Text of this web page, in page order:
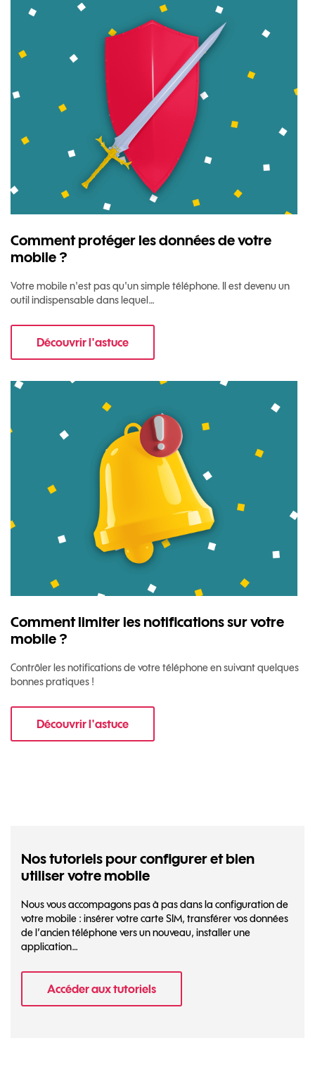
Comment protéger les données de votre
mobile ?
Votre mobile n'est pas qu'un simple téléphone. Il est devenu un
outil indispensable dans lequel…
Découvrir l'astucepour Comment protéger les données de
Comment limiter les notifications sur votre
mobile ?
Contrôler les notifications de votre téléphone en suivant quelques
bonnes pratiques !
Découvrir l'astucepour Comment limiter les notifications sur
Nos tutoriels pour configurer et bien
utiliser votre mobile
Nous vous accompagons pas à pas dans la configuration de
votre mobile : insérer votre carte SIM, transférer vos données
de l’ancien téléphone vers un nouveau, installer une
application…
Accéder aux tutoriels- Nos tutoriels pour configurer et bien